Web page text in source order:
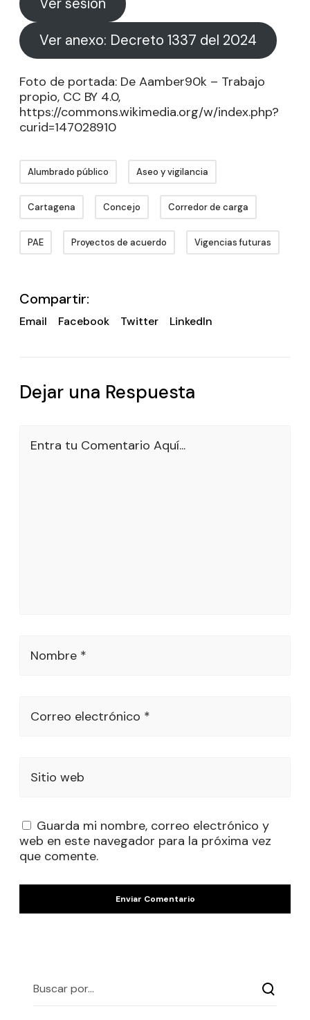
Ver sesión
Ver anexo: Decreto 1337 del 2024
Foto de portada: De Aamber90k – Trabajo
propio, CC BY 4.0,
https://commons.wikimedia.org/w/index.php?
curid=147028910
Alumbrado público Aseo y vigilancia
Cartagena Concejo Corredor de carga
PAE Proyectos de acuerdo Vigencias futuras
Compartir:
Email Facebook Twitter LinkedIn
Dejar una Respuesta
Entra tu Comentario Aquí...
Nombre *
Correo electrónico *
Sitio web
Guarda mi nombre, correo electrónico y
web en este navegador para la próxima vez
que comente.